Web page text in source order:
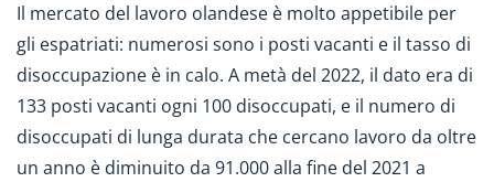
Il mercato del lavoro olandese è molto appetibile per
gli espatriati: numerosi sono i posti vacanti e il tasso di
disoccupazione è in calo. A metà del 2022, il dato era di
133 posti vacanti ogni 100 disoccupati, e il numero di
disoccupati di lunga durata che cercano lavoro da oltre
un anno è diminuito da 91.000 alla fine del 2021 a